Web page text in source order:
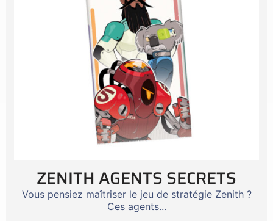
ZENITH AGENTS SECRETS
Vous pensiez maîtriser le jeu de stratégie Zenith ?
Ces agents...